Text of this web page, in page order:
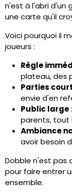
n'est à l'abri d'un
une carte qu'il
Voici pourquoi il
joueurs :
Règle
plateau, des
Parties
envie d'en
Public large
parents, tout
Ambiance
avoir besoin
Dobble n'est pas
pour faire entrer
ensemble.